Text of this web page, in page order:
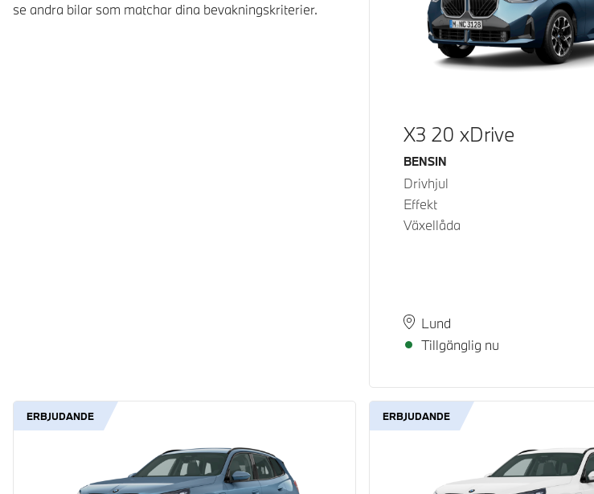
se andra bilar som matchar dina bevakningskriterier.
X3 20 xDrive
Bränsle
BENSIN
Drivhjul
Effekt
Växellåda
PlatsLund
Leveranstid
Tillgänglig nu
ERBJUDANDE ERBJUDANDE